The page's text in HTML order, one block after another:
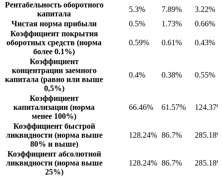
Рентабельность оборотного
капитала
5.3% 7.89%
3.22%
Чистая норма прибыли
0.5% 1.73%
0.66%
Коэффициент покрытия
оборотных средств (норма
более 0.1%)
0.59% 0.61% 0.43%
Коэффициент
концентрации заемного
капитала (равно или выше
0,5%)
0.4% 0.38% 0.55%
Коэффициент
капитализации (норма
менее 100%)
66.46% 61.57%
Коэффициент быстрой
ликвидности (норма выше
80% и выше)
128.24% 86.7%
Коэффициент абсолютной
ликвидности (норма выше
25%)
128.24% 86.7%